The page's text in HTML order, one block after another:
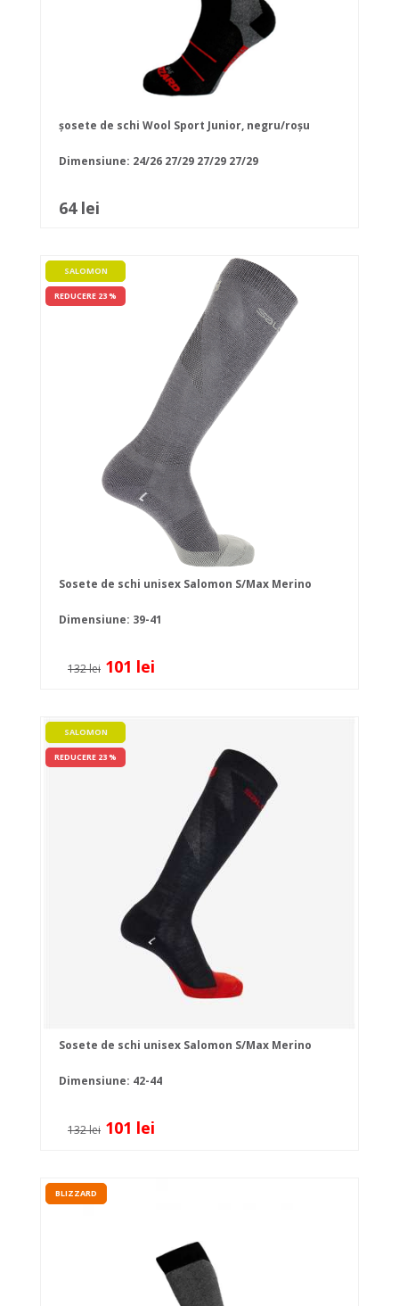
șosete de schi Wool Sport Junior, negru/roșu
Dimensiune: 24/26 27/29 27/29 27/29
64 lei
SALOMON
REDUCERE 23 %
Sosete de schi unisex Salomon S/Max Merino
Dimensiune: 39-41
132 lei 101 lei
SALOMON
REDUCERE 23 %
Sosete de schi unisex Salomon S/Max Merino
Dimensiune: 42-44
132 lei 101 lei
BLIZZARD